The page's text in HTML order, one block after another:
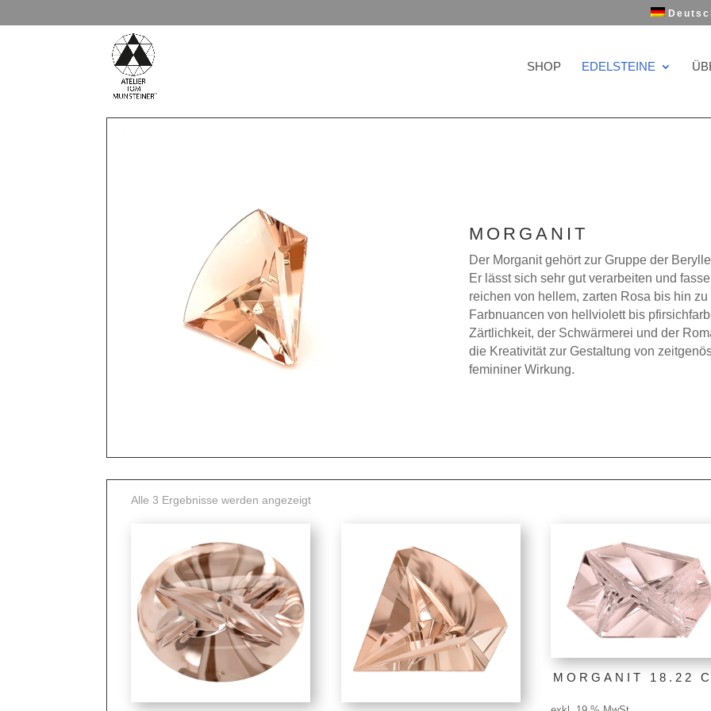
SHOP EDELSTEINE
MORGANIT
Der Morganit gehört zur Gruppe der
Er lässt sich sehr gut verarbeiten und
reichen von hellem, zarten Rosa bis hin
Farbnuancen von hellviolett bis
Zärtlichkeit, der Schwärmerei und der
die Kreativität zur Gestaltung von
femininer Wirkung.
Alle 3 Ergebnisse werden angezeigtNach
MORGANIT 18.22